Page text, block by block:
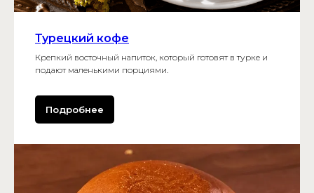
Турецкий кофе
Крепкий восточный напиток, который готовят в турке и
подают маленькими порциями.
Подробнее